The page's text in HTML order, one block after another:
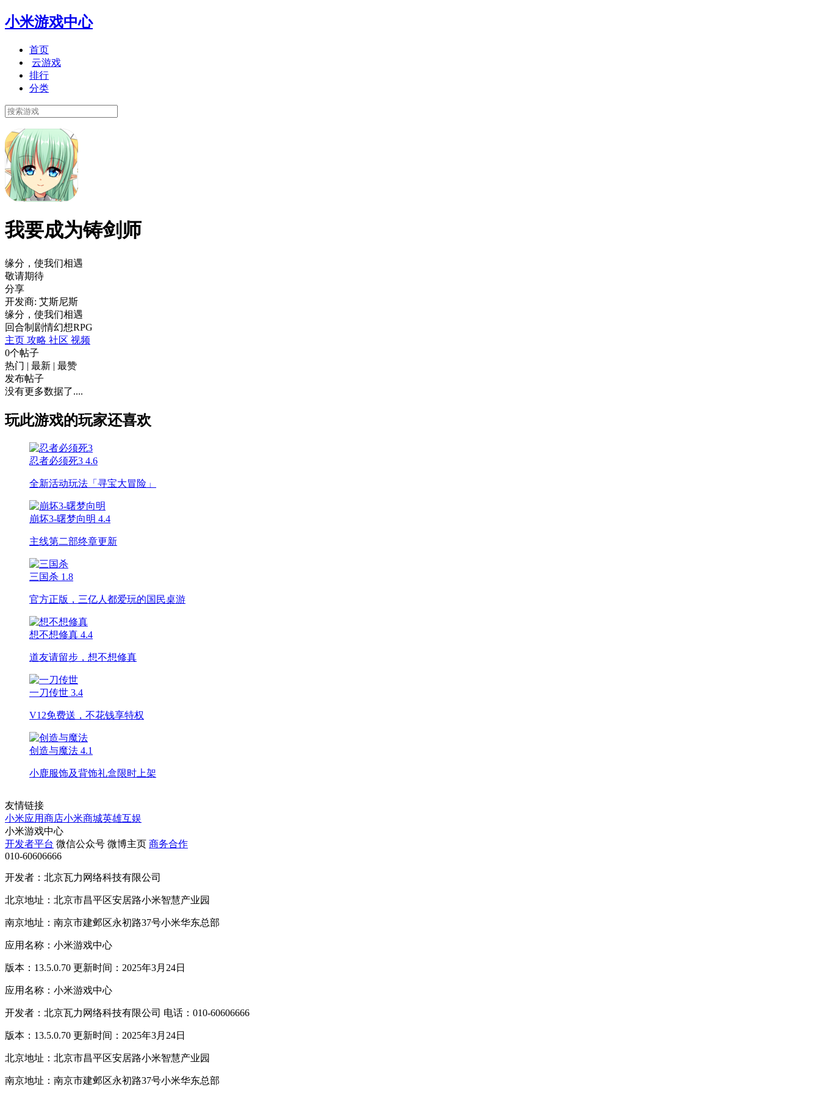
小米游戏中心
首页
云游戏
排行
分类
我要成为铸剑师
缘分，使我们相遇
敬请期待
分享
开发商: 艾斯尼斯
缘分，使我们相遇
回合制 剧情幻想RPG
主页 攻略 社区 视频
0个帖子
热门 | 最新 | 最赞
发布帖子
没有更多数据了....
玩此游戏的玩家还喜欢
忍者必须死3 4.6
全新活动玩法「寻宝大冒险」
崩坏3-曙梦向明 4.4
主线第二部终章更新
三国杀 1.8
官方正版，三亿人都爱玩的国民桌游
想不想修真 4.4
道友请留步，想不想修真
一刀传世 3.4
V12免费送，不花钱享特权
创造与魔法 4.1
小鹿服饰及背饰礼盒限时上架
友情链接
小米应用商店小米商城英雄互娱
小米游戏中心
开发者平台 微信公众号 微博主页 商务合作
010-60606666
开发者：北京瓦力网络科技有限公司
北京地址：北京市昌平区安居路小米智慧产业园
南京地址：南京市建邺区永初路37号小米华东总部
应用名称：小米游戏中心
版本：13.5.0.70 更新时间：2025年3月24日
应用名称：小米游戏中心
开发者：北京瓦力网络科技有限公司 电话：010-60606666
版本：13.5.0.70 更新时间：2025年3月24日
北京地址：北京市昌平区安居路小米智慧产业园
南京地址：南京市建邺区永初路37号小米华东总部